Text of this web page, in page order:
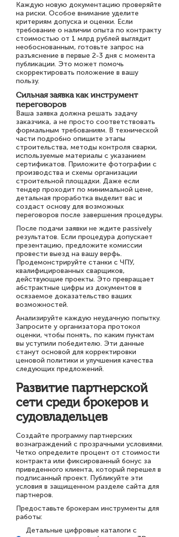
Каждую новую документацию проверяйте
на риски. Особое внимание уделите
критериям допуска и оценки. Если
требование о наличии опыта по контракту
стоимостью от 1 млрд рублей выглядит
необоснованным, готовьте запрос на
разъяснение в первые 2-3 дня с момента
публикации. Это может помочь
скорректировать положение в вашу
пользу.
Сильная заявка как инструмент
переговоров
Ваша заявка должна решать задачу
заказчика, а не просто соответствовать
формальным требованиям. В технической
части подробно опишите этапы
строительства, методы контроля сварки,
используемые материалы с указанием
сертификатов. Приложите фотографии с
производства и схемы организации
строительной площадки. Даже если
тендер проходит по минимальной цене,
детальная проработка выделит вас и
создаст основу для возможных
переговоров после завершения процедуры.
После подачи заявки не ждите passively
результатов. Если процедура допускает
презентацию, предложите комиссии
провести выезд на вашу верфь.
Продемонстрируйте станки с ЧПУ,
квалифицированных сварщиков,
действующие проекты. Это превращает
абстрактные цифры из документов в
осязаемое доказательство ваших
возможностей.
Анализируйте каждую неудачную попытку.
Запросите у организатора протокол
оценки, чтобы понять, по каким пунктам
вы уступили победителю. Эти данные
станут основой для корректировки
ценовой политики и улучшения качества
следующих предложений.
Развитие партнерской
сети среди брокеров и
судовладельцев
Создайте программу партнерских
вознаграждений с прозрачными условиями.
Четко определите процент от стоимости
контракта или фиксированный бонус за
приведенного клиента, который перешел в
подписанный проект. Публикуйте эти
условия в защищенном разделе сайта для
партнеров.
Предоставьте брокерам инструменты для
работы:
Детальные цифровые каталоги с